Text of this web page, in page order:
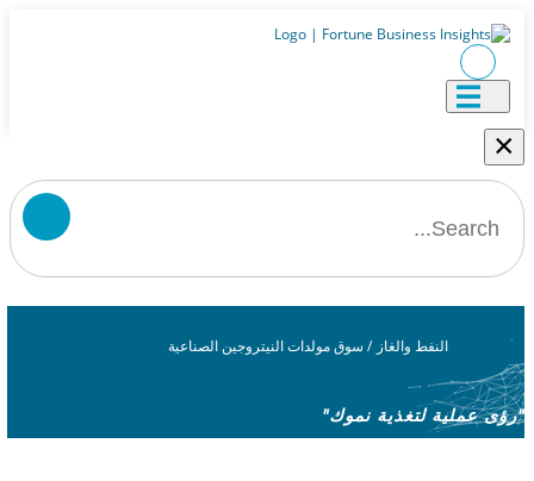
النفط والغاز / سوق مولدات النيتروجين الصناعية
لتغذية نموك"